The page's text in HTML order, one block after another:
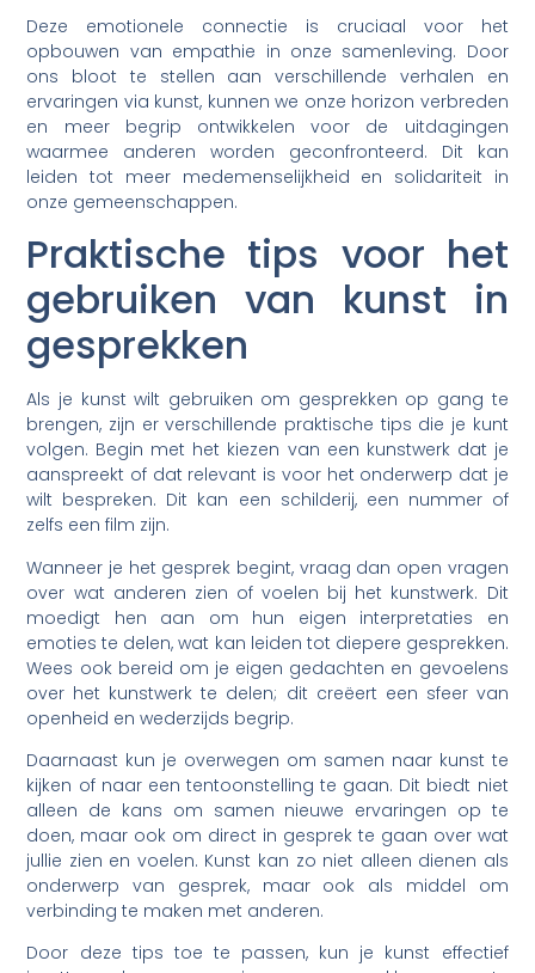
Deze emotionele connectie is cruciaal voor het
opbouwen van empathie in onze samenleving. Door
ons bloot te stellen aan verschillende verhalen en
ervaringen via kunst, kunnen we onze horizon verbreden
en meer begrip ontwikkelen voor de uitdagingen
waarmee anderen worden geconfronteerd. Dit kan
leiden tot meer medemenselijkheid en solidariteit in
onze gemeenschappen.
Praktische tips voor het
gebruiken van kunst in
gesprekken
Als je kunst wilt gebruiken om gesprekken op gang te
brengen, zijn er verschillende praktische tips die je kunt
volgen. Begin met het kiezen van een kunstwerk dat je
aanspreekt of dat relevant is voor het onderwerp dat je
wilt bespreken. Dit kan een schilderij, een nummer of
zelfs een film zijn.
Wanneer je het gesprek begint, vraag dan open vragen
over wat anderen zien of voelen bij het kunstwerk. Dit
moedigt hen aan om hun eigen interpretaties en
emoties te delen, wat kan leiden tot diepere gesprekken.
Wees ook bereid om je eigen gedachten en gevoelens
over het kunstwerk te delen; dit creëert een sfeer van
openheid en wederzijds begrip.
Daarnaast kun je overwegen om samen naar kunst te
kijken of naar een tentoonstelling te gaan. Dit biedt niet
alleen de kans om samen nieuwe ervaringen op te
doen, maar ook om direct in gesprek te gaan over wat
jullie zien en voelen. Kunst kan zo niet alleen dienen als
onderwerp van gesprek, maar ook als middel om
verbinding te maken met anderen.
Door deze tips toe te passen, kun je kunst effectief